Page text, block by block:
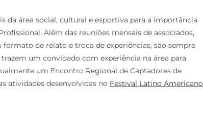
da área social, cultural e esportiva para a importância
Além das reuniões mensais de associados,
de relato e troca de experiências, são sempre
um convidado com experiência na área para
um Encontro Regional de Captadores de
atividades desenvolvidas no Festival Latino Americano